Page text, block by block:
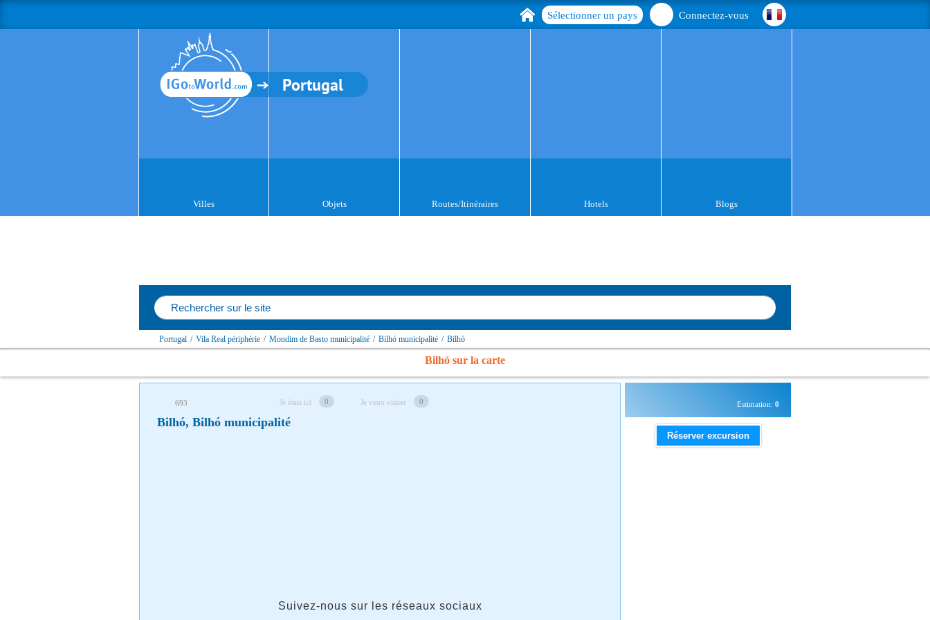
Connectez-vous
Sélectionner un pays
Portugal
Villes Objets Routes/Itinéraires Hotels Blogs
Portugal / Vila Real périphérie / Mondim de Basto municipalité / Bilhó municipalité / Bilhó
Bilhó sur la carte
693 Je étais ici 0 Je veux visiter 0
Bilhó, Bilhó municipalité
Suivez-nous sur les réseaux sociaux
Estimation: 0
Réserver excursion